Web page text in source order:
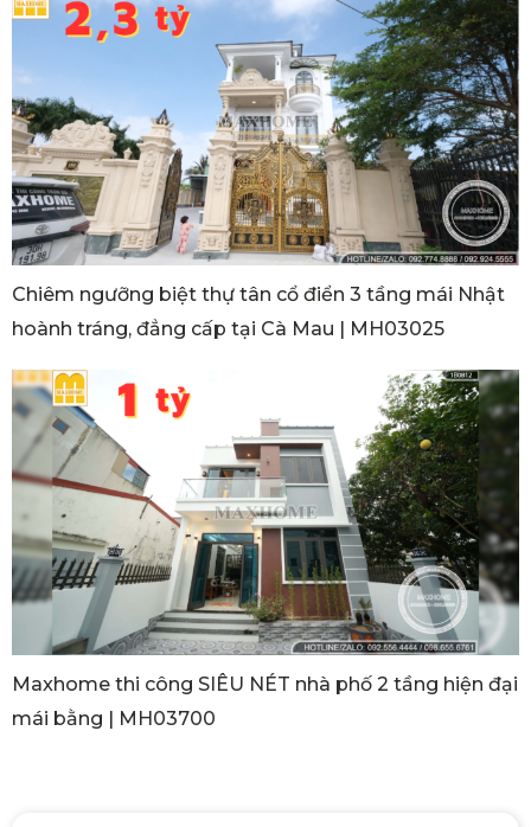
Chiêm ngưỡng biệt thự tân cổ điển 3 tầng mái Nhật
hoành tráng, đẳng cấp tại Cà Mau | MH03025
Maxhome thi công SIÊU NÉT nhà phố 2 tầng hiện đại
mái bằng | MH03700